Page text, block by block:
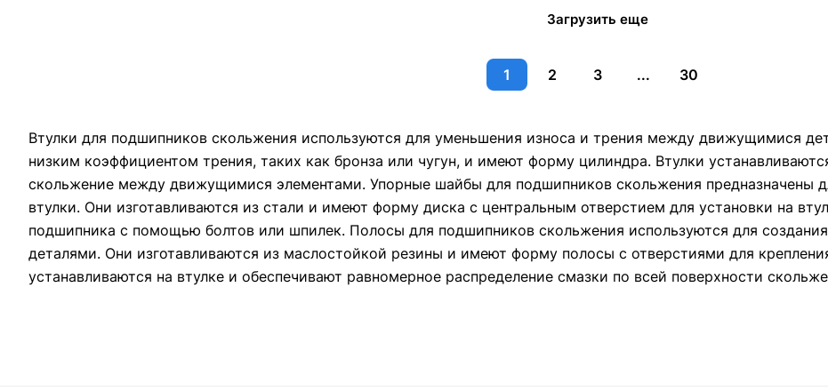
Загрузить еще
1 2 3 ... 30
Втулки для подшипников скольжения используются для уменьшения износа и трения между движущимися
низким коэффициентом трения, таких как бронза или чугун, и имеют форму цилиндра. Втулки
скольжение между движущимися элементами. Упорные шайбы для подшипников скольжения предназначены
втулки. Они изготавливаются из стали и имеют форму диска с центральным отверстием для установки на
подшипника с помощью болтов или шпилек. Полосы для подшипников скольжения используются для
деталями. Они изготавливаются из маслостойкой резины и имеют форму полосы с отверстиями для
устанавливаются на втулке и обеспечивают равномерное распределение смазки по всей поверхности